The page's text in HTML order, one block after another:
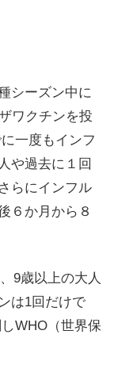
シーズン中に
ワクチンを投
一度もインフ
や過去に１回
らにインフル
６か月から８
9歳以上の大人
は1回だけで
WHO（世界保